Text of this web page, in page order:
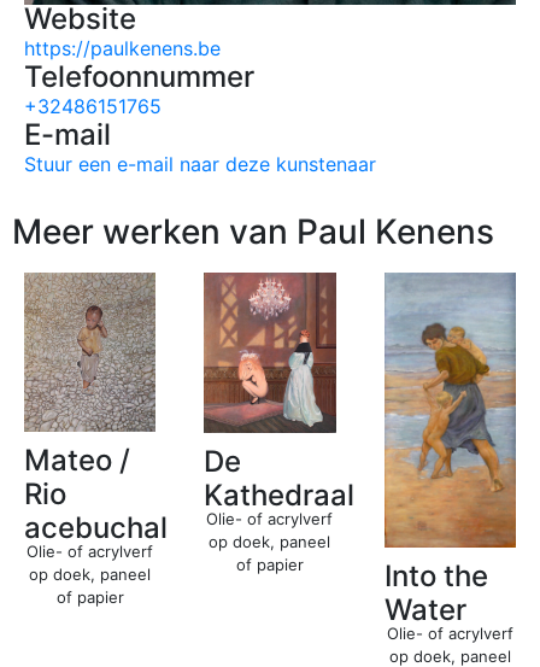
Website
https://paulkenens.be
Telefoonnummer
+32486151765
E-mail
Stuur een e-mail naar deze kunstenaar
Meer werken van Paul Kenens
Mateo /
Rio
acebuchal
Olie- of acrylverf
op doek, paneel
of papier
De
Kathedraal
Olie- of acrylverf
op doek, paneel
of papier
Into the
Water
Olie- of acrylverf
op doek, paneel